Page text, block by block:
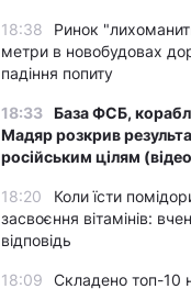
18:38
Ринок
метри в новобудовах
падіння попиту
18:33 База ФСБ,
Мадяр розкрив
російським цілям
18:20
Коли їсти
засвоєння вітамінів:
відповідь
18:09 Складено топ-10